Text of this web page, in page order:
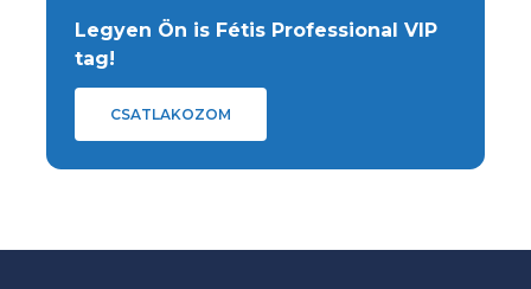
Legyen Ön is Fétis Professional VIP
tag!
CSATLAKOZOM